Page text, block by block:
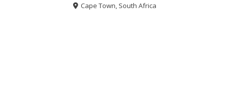
Cape Town, South Africa